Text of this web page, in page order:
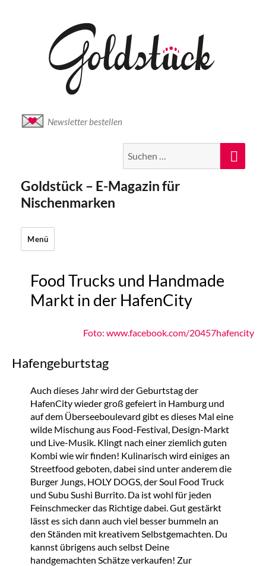
Newsletter bestellen
nach:
Goldstück – E-Magazin für
Nischenmarken
Menü
Food Trucks und Handmade
Markt in der HafenCity
Foto: www.facebook.com/20457hafencity
Hafengeburtstag
Auch dieses Jahr wird der Geburtstag der
HafenCity wieder groß gefeiert in Hamburg und
auf dem Überseeboulevard gibt es dieses Mal eine
wilde Mischung aus Food-Festival, Design-Markt
und Live-Musik. Klingt nach einer ziemlich guten
Kombi wie wir finden! Kulinarisch wird einiges an
Streetfood geboten, dabei sind unter anderem die
Burger Jungs, HOLY DOGS, der Soul Food Truck
und Subu Sushi Burrito. Da ist wohl für jeden
Feinschmecker das Richtige dabei. Gut gestärkt
lässt es sich dann auch viel besser bummeln an
den Ständen mit kreativem Selbstgemachten. Du
kannst übrigens auch selbst Deine
handgemachten Schätze verkaufen! Zur